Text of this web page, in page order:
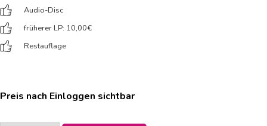
Audio-Disc
früherer LP: 10,00€
Restauflage
Preis nach Einloggen sichtbar